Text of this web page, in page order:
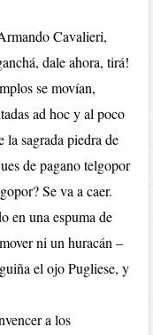
Cavalieri,
dale ahora, tirá!
se movían,
ad hoc y al poco
la sagrada piedra de
de pagano telgopor
Se va a caer.
en una espuma de
ni un huracán –
el ojo Pugliese, y
a los